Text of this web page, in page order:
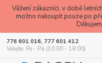
Vážení zákazníci, v době
možno nakoupit pouze po
776 601 016, 777 601 412
Volejte: Po - Pá (10:00 - 18:00)